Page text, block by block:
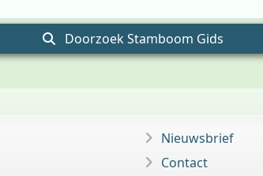
Doorzoek Stamboom Gids
Nieuwsbrief
Contact